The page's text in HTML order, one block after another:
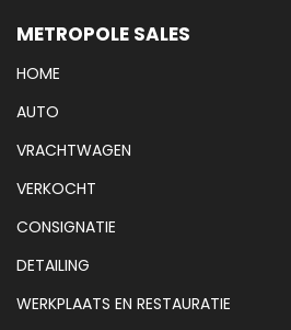
METROPOLE SALES
HOME
AUTO
VRACHTWAGEN
VERKOCHT
CONSIGNATIE
DETAILING
WERKPLAATS EN RESTAURATIE